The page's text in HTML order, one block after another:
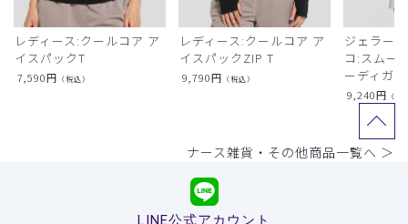
レディース:クールコア ア
イスパックT
7,590円 （税込）
レディース:クールコア ア
イスパックZIP T
9,790円 （税込）
ジェラー
コ:スムー
ーディガン
9,240円 （税
ナース雑貨・その他商品一覧へ ＞
LINE公式アカウント